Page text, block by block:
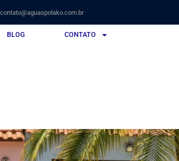
contato@aguaspolako.com.br
BLOG CONTATO